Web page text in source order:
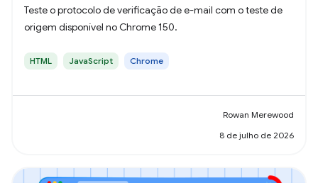
Teste o protocolo de verificação de e-mail com o teste de
origem disponível no Chrome 150.
HTML JavaScript Chrome
Rowan Merewood
8 de julho de 2026